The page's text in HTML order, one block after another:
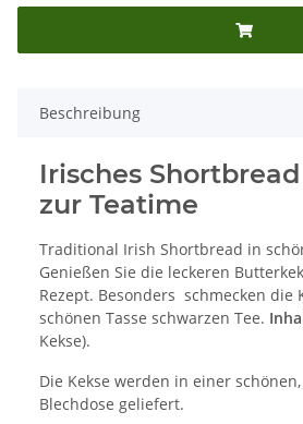
Beschreibung
Irisches
zur Teatime
Traditional Irish Shortbread in
Genießen Sie die leckeren
Rezept. Besonders schmecken die
schönen Tasse schwarzen Tee.
Kekse).
Die Kekse werden in einer
Blechdose geliefert.